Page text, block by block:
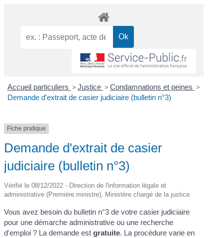
Accueil particuliers > Justice > Condamnations et peines >
Demande d'extrait de casier judiciaire (bulletin n°3)
Fiche pratique
Demande d'extrait de casier
judiciaire (bulletin n°3)
Vérifié le 08/12/2022 - Direction de l'information légale et
administrative (Première ministre), Ministère chargé de la justice
Vous avez besoin du bulletin n°3 de votre casier judiciaire
pour une démarche administrative ou une recherche
d'emploi ? La demande estgratuite. La procédure varie en